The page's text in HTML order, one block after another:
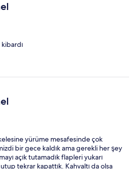
yürüme mesafesinde çok
bir gece kaldık ama gerekli her şey
açık tutamadık flapleri yukarı
tekrar kapattık. Kahvaltı da olsa